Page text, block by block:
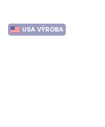
USA VÝROBA